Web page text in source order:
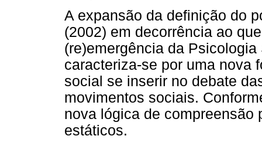
A expansão da definição do
(2002) em decorrência ao
(re)emergência da
caracteriza-se por uma nova
social se inserir no debate
movimentos sociais.
nova lógica de compreensão
estáticos.